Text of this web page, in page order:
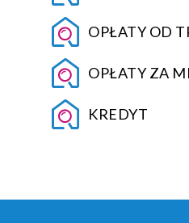
OPŁATY OD
OPŁATY ZA
KREDYT